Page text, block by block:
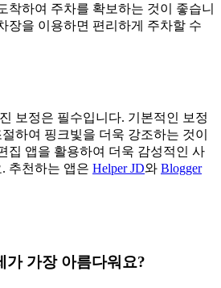
착하여 주차를 확보하는 것이 좋습니
장을 이용하면 편리하게 주차할 수
보정은 필수입니다. 기본적인 보정
하여 핑크빛을 더욱 강조하는 것이
집 앱을 활용하여 더욱 감성적인 사
추천하는 앱은 Helper JD와 Blogger
가 가장 아름다워요?